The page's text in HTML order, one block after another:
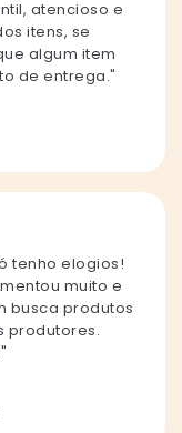
atencioso e
itens, se
algum item
de entrega."
tenho elogios!
muito e
busca produtos
produtores.